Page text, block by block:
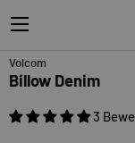
Menü
40%
Volcom
Billow Denim
3